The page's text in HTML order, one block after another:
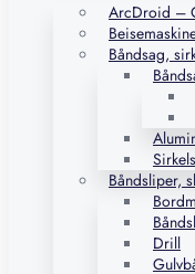
ArcDroid –
Båndsag,
Båndsliper,
Drill